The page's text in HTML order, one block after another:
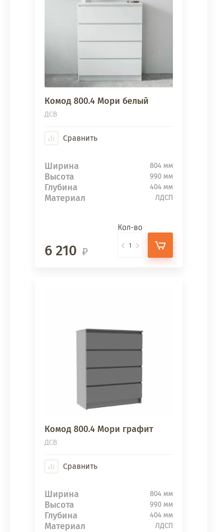
Комод 800.4 Мори белый
ДСВ
Сравнить
Ширина 804 мм
Высота 990 мм
Глубина 404 мм
Материал ЛДСП
6 210
Кол-во
Комод 800.4 Мори графит
ДСВ
Сравнить
Ширина 804 мм
Высота 990 мм
Глубина 404 мм
Материал ЛДСП